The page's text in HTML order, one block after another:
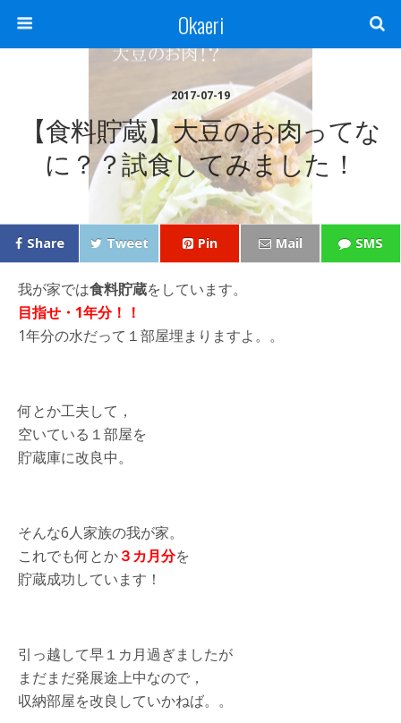
Okaeri
2017-07-19
【食料貯蔵】大豆のお肉ってな
に？？試食してみました！
Share Tweet Pin Mail SMS
我が家では食料貯蔵をしています。
目指せ・1年分！！
1年分の水だって１部屋埋まりますよ。。
何とか工夫して，
空いている１部屋を
貯蔵庫に改良中。
そんな6人家族の我が家。
これでも何とか３カ月分を
貯蔵成功しています！
引っ越して早１カ月過ぎましたが
まだまだ発展途上中なので，
収納部屋を改良していかねば。。